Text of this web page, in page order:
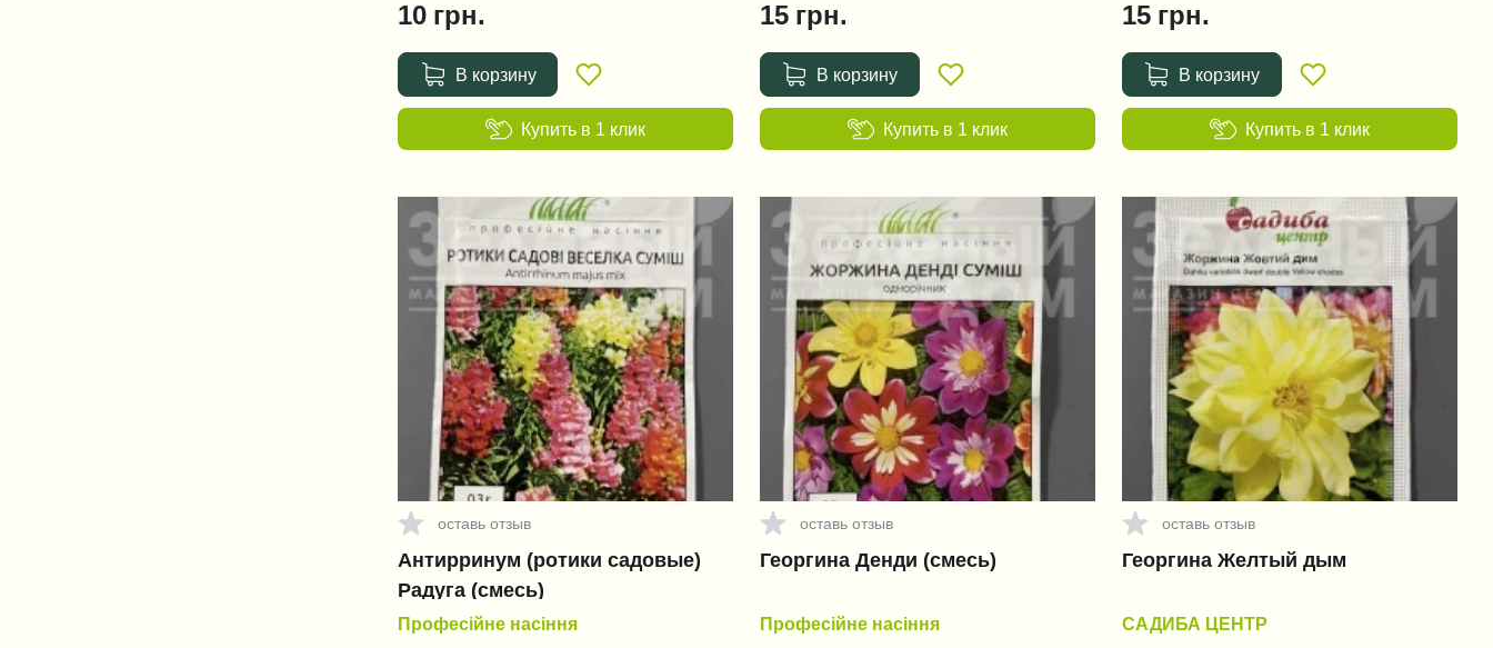
10 грн.
В корзину
Купить в 1 клик
15грн.
В корзину
Купить в 1 клик
15грн.
В корзину
Купить в 1 клик
оставь отзыв
Антирринум (ротики садовые)
Радуга (смесь)
Професійне насіння
оставь отзыв
Георгина Денди (смесь)
Професійне насіння
оставь отзыв
Георгина Желтый дым
САДИБА ЦЕНТР